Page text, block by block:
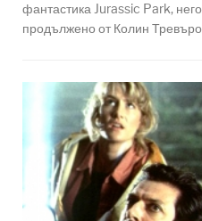
фантастика Jurassic Park,
продължено от Колин